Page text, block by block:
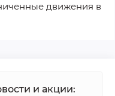
движения в
и акции: